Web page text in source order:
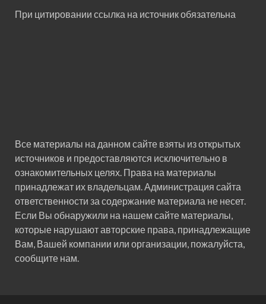
При цитировании ссылка на источник обязательна
Все материалы на данном сайте взяты из открытых
источников и предоставляются исключительно в
ознакомительных целях. Права на материалы
принадлежат их владельцам. Администрация сайта
ответственности за содержание материала не несет.
Если Вы обнаружили на нашем сайте материалы,
которые нарушают авторские права, принадлежащие
Вам, Вашей компании или организации, пожалуйста,
сообщите нам.